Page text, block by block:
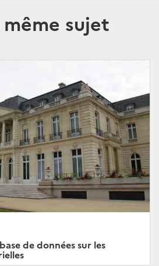
sujet
de données sur les